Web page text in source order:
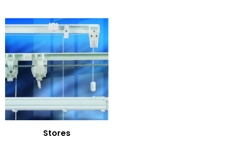
Stores